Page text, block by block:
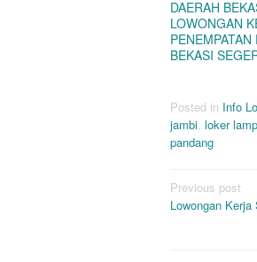
DAERAH
LOWONGAN
PENEMPATAN
BEKASI
Posted in Info
jambi, loker
pandang
Post
Previous post
Lowongan